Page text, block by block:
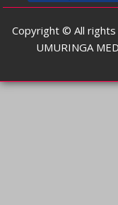
Copyright © All
UMURINGA